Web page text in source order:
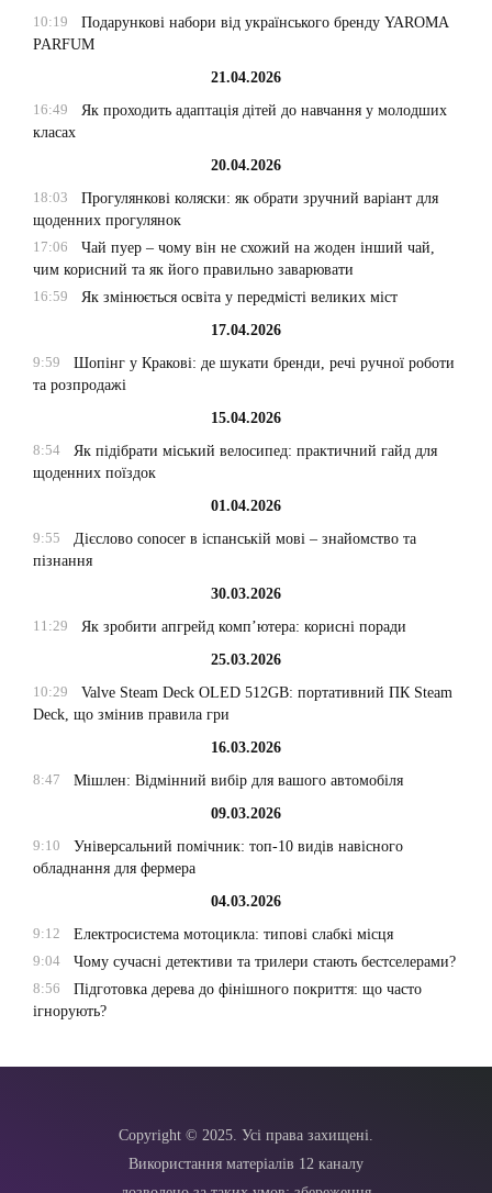
10:19
Подарункові набори від українського бренду YAROMA
PARFUM
21.04.2026
16:49
Як проходить адаптація дітей до навчання у молодших
класах
20.04.2026
18:03
Прогулянкові коляски: як обрати зручний варіант для
щоденних прогулянок
17:06
Чай пуер – чому він не схожий на жоден інший чай,
чим корисний та як його правильно заварювати
16:59
Як змінюється освіта у передмісті великих міст
17.04.2026
9:59
Шопінг у Кракові: де шукати бренди, речі ручної роботи
та розпродажі
15.04.2026
8:54
Як підібрати міський велосипед: практичний гайд для
щоденних поїздок
01.04.2026
9:55
Дієслово conocer в іспанській мові – знайомство та
пізнання
30.03.2026
11:29
Як зробити апгрейд комп’ютера: корисні поради
25.03.2026
10:29
Valve Steam Deck OLED 512GB: портативний ПК Steam
Deck, що змінив правила гри
16.03.2026
8:47
Мішлен: Відмінний вибір для вашого автомобіля
09.03.2026
9:10
Універсальний помічник: топ-10 видів навісного
обладнання для фермера
04.03.2026
9:12
Електросистема мотоцикла: типові слабкі місця
9:04
Чому сучасні детективи та трилери стають бестселерами?
8:56
Підготовка дерева до фінішного покриття: що часто
ігнорують?
Copyright © 2025. Усі права захищені.
Використання матеріалів 12 каналу